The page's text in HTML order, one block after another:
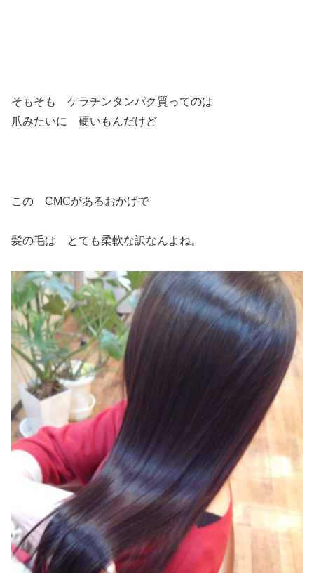
そもそも ケラチンタンパク質ってのは
爪みたいに 硬いもんだけど
この CMCがあるおかげで
髪の毛は とても柔軟な訳なんよね。